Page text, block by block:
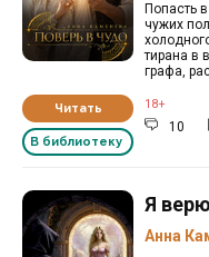
Читать
В библиотеку
Попасть
чужих
тирана в
графа,
18+
10
Я
Анна